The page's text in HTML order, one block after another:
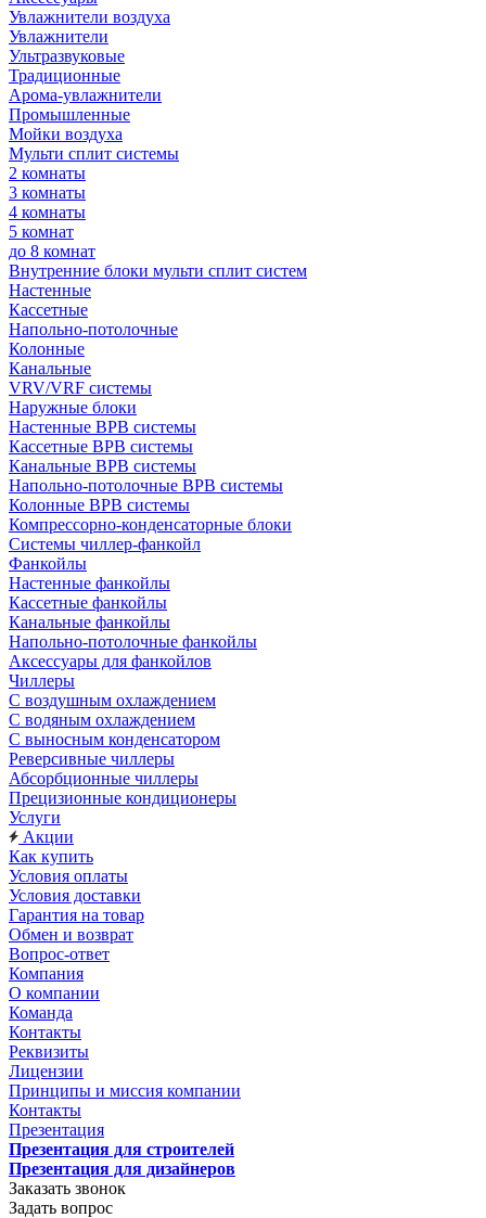
Увлажнители воздуха
Увлажнители
Ультразвуковые
Традиционные
Арома-увлажнители
Промышленные
Мойки воздуха
Мульти сплит системы
2 комнаты
3 комнаты
4 комнаты
5 комнат
до 8 комнат
Внутренние блоки мульти сплит систем
Настенные
Кассетные
Напольно-потолочные
Колонные
Канальные
VRV/VRF системы
Наружные блоки
Настенные ВРВ системы
Кассетные ВРВ системы
Канальные ВРВ системы
Напольно-потолочные ВРВ системы
Колонные ВРВ системы
Компрессорно-конденсаторные блоки
Системы чиллер-фанкойл
Фанкойлы
Настенные фанкойлы
Кассетные фанкойлы
Канальные фанкойлы
Напольно-потолочные фанкойлы
Аксессуары для фанкойлов
Чиллеры
С воздушным охлаждением
С водяным охлаждением
С выносным конденсатором
Реверсивные чиллеры
Абсорбционные чиллеры
Прецизионные кондиционеры
Услуги
Акции
Как купить
Условия оплаты
Условия доставки
Гарантия на товар
Обмен и возврат
Вопрос-ответ
Компания
О компании
Команда
Контакты
Реквизиты
Лицензии
Принципы и миссия компании
Контакты
Презентация
Презентация для строителей
Презентация для дизайнеров
Заказать звонок
Задать вопрос